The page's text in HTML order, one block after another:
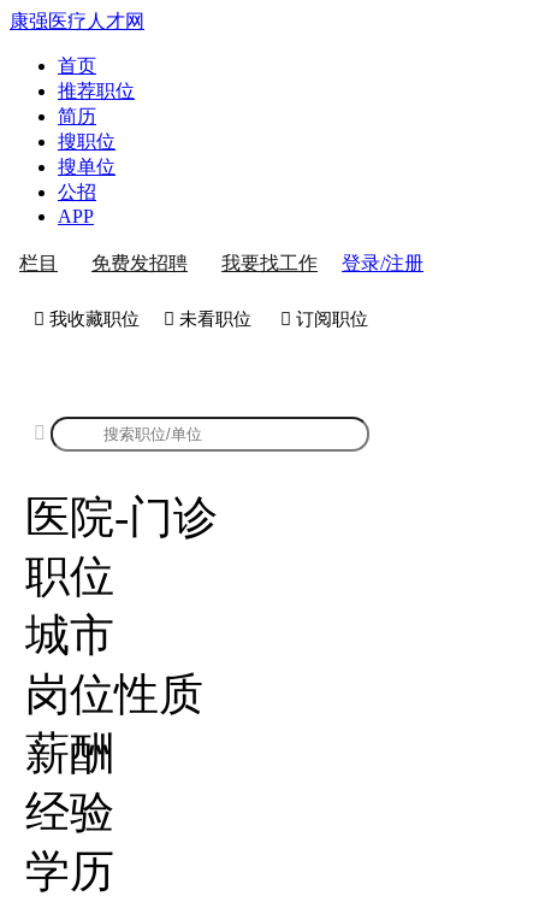
康强医疗人才网
首页
推荐职位
简历
搜职位
搜单位
公招
APP
栏目 免费发招聘 我要找工作 登录/注册
 我收藏职位  未看职位  订阅职位

医院-门诊
职位
城市
岗位性质
薪酬
经验
学历